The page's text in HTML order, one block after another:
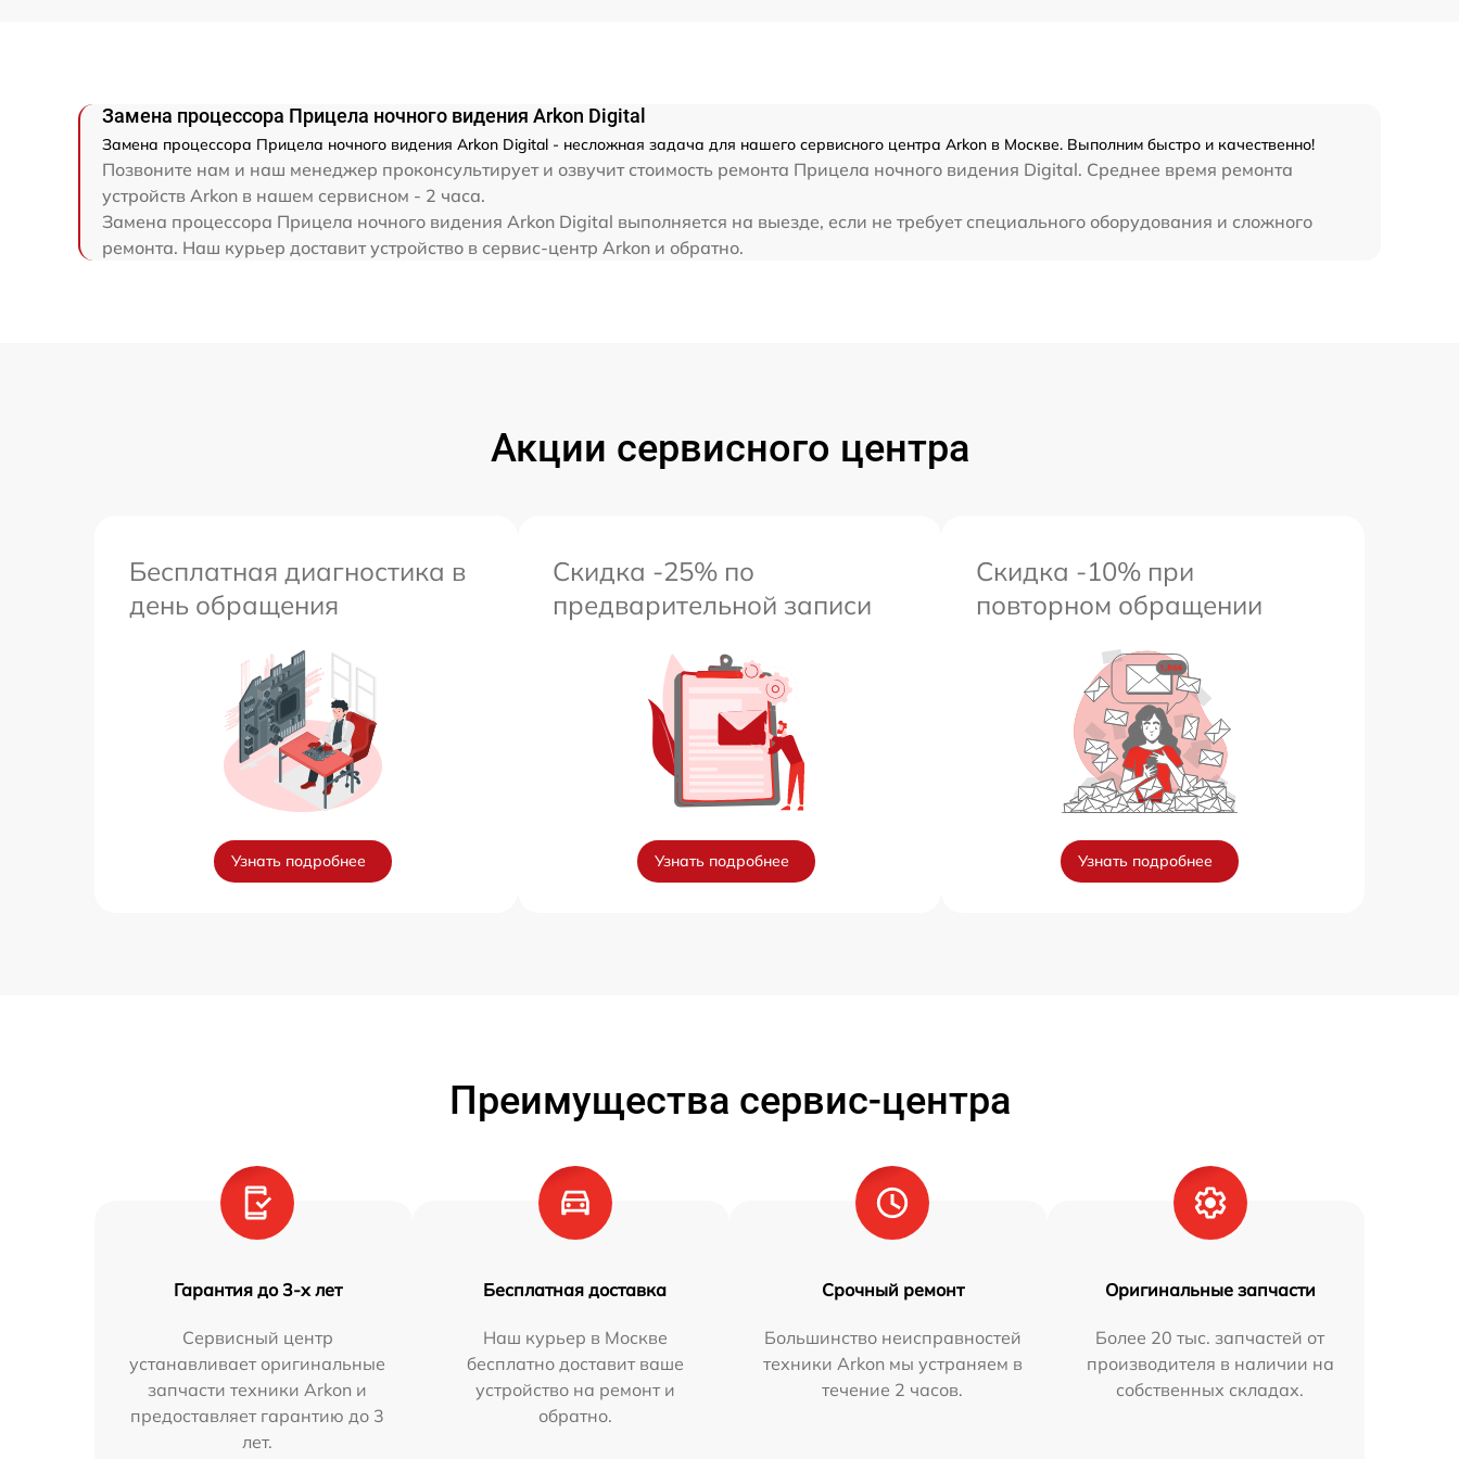
Замена процессора Прицела ночного видения Arkon Digital
Замена процессора Прицела ночного видения Arkon Digital - несложная задача для нашего сервисного центра Arkon в Москве. Выполним быстро и качественно!
Позвоните нам и наш менеджер проконсультирует и озвучит стоимость ремонта Прицела ночного видения Digital. Среднее время ремонта
устройств Arkon в нашем сервисном - 2 часа.
Замена процессора Прицела ночного видения Arkon Digital выполняется на выезде, если не требует специального оборудования и сложного
ремонта. Наш курьер доставит устройство в сервис-центр Arkon и обратно.
Акции сервисного центра
Бесплатная диагностика в
день обращения
Узнать подробнее
Скидка -25% по
предварительной записи
Узнать подробнее
Скидка -10% при
повторном обращении
Узнать подробнее
Преимущества сервис-центра
Гарантия до 3-х лет
Сервисный центр
устанавливает оригинальные
запчасти техники Arkon и
предоставляет гарантию до 3
лет.
Бесплатная доставка
Наш курьер в Москве
бесплатно доставит ваше
устройство на ремонт и
обратно.
Срочный ремонт
Большинство неисправностей
техники Arkon мы устраняем в
течение 2 часов.
Оригинальные запчасти
Более 20 тыс. запчастей от
производителя в наличии на
собственных складах.